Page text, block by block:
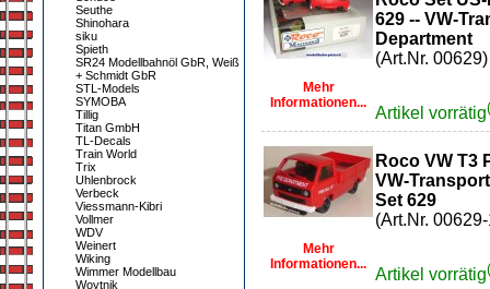
Seuthe
Shinohara
siku
Spieth
SR24 Modellbahnöl GbR, Weiß
+ Schmidt GbR
STL-Models
SYMOBA
Tillig
Titan GmbH
TL-Decals
Train World
Trix
Uhlenbrock
Verbeck
Viessmann-Kibri
Vollmer
WDV
Weinert
Wiking
Wimmer Modellbau
Woytnik
Mehr
Informationen...
629 -- VW-
Department
(Art.Nr. 00629)
Artikel vorrätig
Mehr
Informationen...
Roco VW T3
VW-
Set 629
(Art.Nr.
Artikel vorrätig